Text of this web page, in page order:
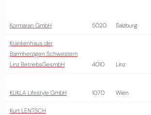
Kormaran GmbH 5020 Salzburg
Krankenhaus der
Barmherzigen Schwestern
Linz BetriebsGesmbH
4010 Linz
KUKLA Lifestyle GmbH 1070 Wien
Kurt LENTSCH